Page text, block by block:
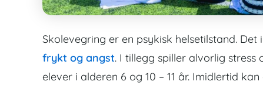
Skolevegring er en psykisk helsetilstand.
frykt og angst. I tillegg spiller alvorlig stress
elever i alderen 6 og 10 – 11 år. Imidlertid